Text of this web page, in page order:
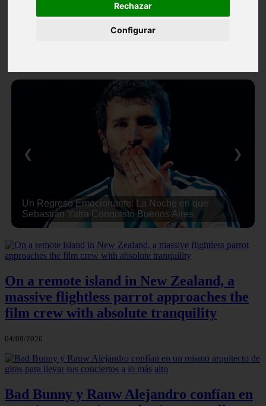
Rechazar
Configurar
Un Regreso Emocionante: La Noche en que
Sebastián Yatra Conquistó Buenos Aires
❮ ❯
On a remote island in New Zealand, a
massive flightless parrot approaches the
film crew with absolute tranquility
04/08/2026
Bad Bunny y Rauw Alejandro confían en